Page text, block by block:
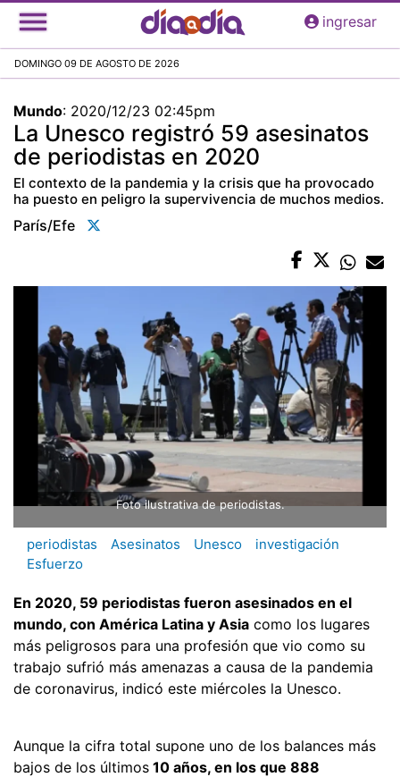
Pasar
al
principal
ingresar
DOMINGO 09 DE AGOSTO DE 2026
Mundo: 2020/12/23 02:45pm
La Unesco registró 59 asesinatos
de periodistas en 2020
El contexto de la pandemia y la crisis que ha provocado
ha puesto en peligro la supervivencia de muchos medios.
París/efe
Foto ilustrativa de periodistas.
periodistas Asesinatos Unesco
investigación
Esfuerzo
En 2020, 59 periodistas fueron asesinados en el
mundo, con América Latina y Asia como los lugares
más peligrosos para una profesión que vio como su
trabajo sufrió más amenazas a causa de la pandemia
de coronavirus, indicó este miércoles la Unesco.
Aunque la cifra total supone uno de los balances más
bajos de los últimos 10 años, en los que 888